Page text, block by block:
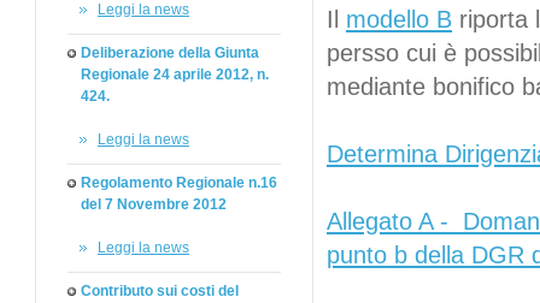
Leggi la news
Deliberazione della Giunta
Regionale 24 aprile 2012, n.
424.
Leggi la news
Regolamento Regionale n.16
del 7 Novembre 2012
Leggi la news
Contributo sui costi del
Il modello B riporta
persso cui è
mediante bonifico
Determina
Allegato A -
punto b della DGR